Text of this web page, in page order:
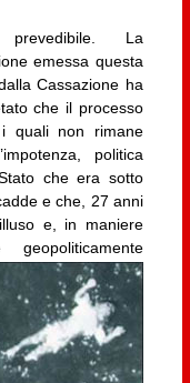
La
emessa questa
Cassazione ha
che il processo
quali non rimane
politica
che era sotto
e che, 27 anni
e, in maniere